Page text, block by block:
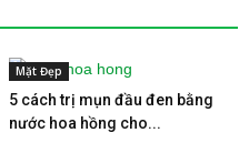
Mặt Đẹp
5 cách trị mụn đầu đen bằng
nước hoa hồng cho...